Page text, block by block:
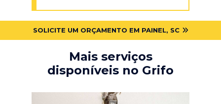
SOLICITE UM ORÇAMENTO EM PAINEL, SC
Mais serviços
disponíveis no Grifo